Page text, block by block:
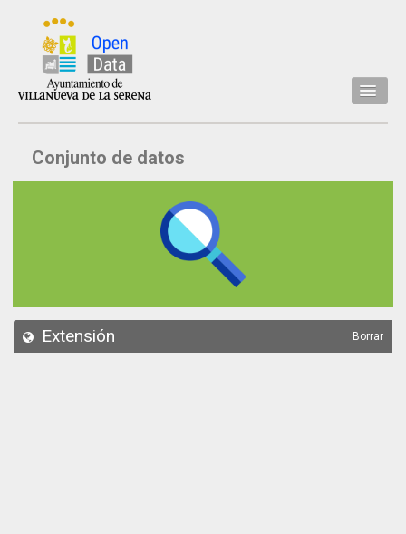
Inicio
Datos
API
Conjunto de datos
Extensión Borrar